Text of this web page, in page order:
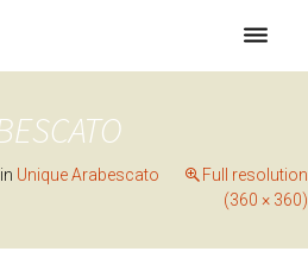
in Unique Arabescato
Full resolution
(360 × 360)